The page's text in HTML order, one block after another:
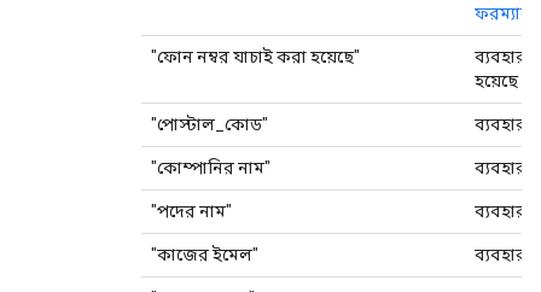
ফরম্যাটে
"ফোন নম্বর যাচাই করা হয়েছে"
হয়েছে
"পোস্টাল_কোড"
"কোম্পানির নাম"
"পদের নাম"
"কাজের ইমেল"